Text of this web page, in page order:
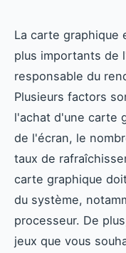
La carte graphique
plus importants de
responsable du
Plusieurs factors
l'achat d'une carte
de l'écran, le
taux de
carte graphique
du système,
processeur. De
jeux que vous